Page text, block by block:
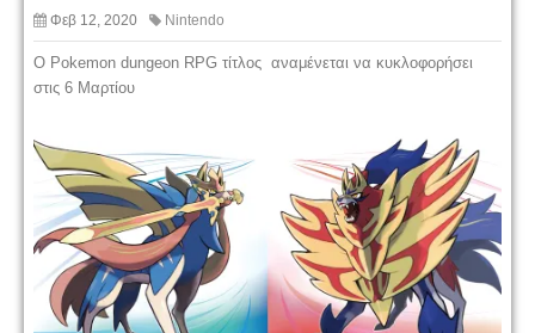
Φεβ 12, 2020 Nintendo
Ο Pokemon dungeon RPG τίτλος αναμένεται να κυκλοφορήσει
στις 6 Μαρτίου